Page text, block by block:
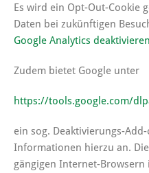
Es wird ein Opt-Out-Cookie
Daten bei zukünftigen
Google Analytics deaktivieren
Zudem bietet Google unter
https://tools.google.com/
ein sog. Deaktivierungs-
Informationen hierzu an.
gängigen Internet-